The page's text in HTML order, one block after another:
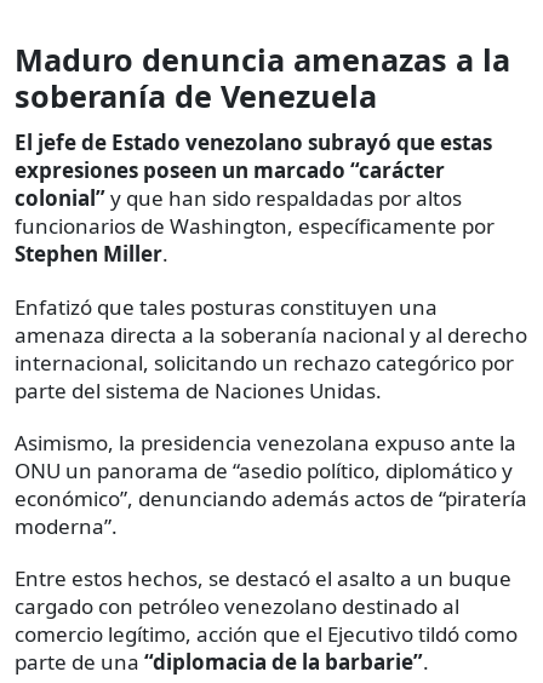
Maduro denuncia amenazas a la
soberanía de Venezuela
El jefe de Estado venezolano subrayó que estas
expresiones poseen un marcado “carácter
colonial”y que han sido respaldadas por altos
funcionarios de Washington, específicamente por
Stephen Miller.
Enfatizó que tales posturas constituyen una
amenaza directa a la soberanía nacional y al derecho
internacional, solicitando un rechazo categórico por
parte del sistema de Naciones Unidas.
Asimismo, la presidencia venezolana expuso ante la
ONU un panorama de “asedio político, diplomático y
económico”, denunciando además actos de “piratería
moderna”.
Entre estos hechos, se destacó el asalto a un buque
cargado con petróleo venezolano destinado al
comercio legítimo, acción que el Ejecutivo tildó como
parte de una “diplomacia de la barbarie”.